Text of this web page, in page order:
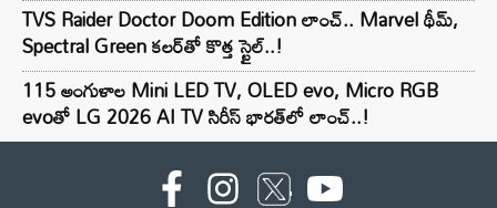
TVS Raider Doctor Doom Edition లాంచ్.. Marvel థీమ్,
Spectral Green కలర్‌తో కొత్త స్టైల్..!
115 అంగుళాల Mini LED TV, OLED evo, Micro RGB
evoతో LG 2026 AI TV సిరీస్ భారత్‌లో లాంచ్..!